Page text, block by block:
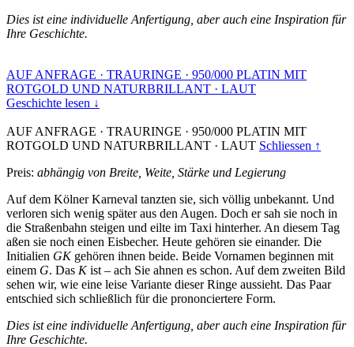
Dies ist eine individuelle Anfertigung, aber auch eine Inspiration für
Ihre Geschichte.
AUF ANFRAGE · TRAURINGE · 950/000 PLATIN MIT
ROTGOLD UND NATURBRILLANT · LAUT
Geschichte lesen ↓
AUF ANFRAGE · TRAURINGE · 950/000 PLATIN MIT
ROTGOLD UND NATURBRILLANT · LAUT Schliessen ↑
Preis: abhängig von Breite, Weite, Stärke und Legierung
Auf dem Kölner Karneval tanzten sie, sich völlig unbekannt. Und
verloren sich wenig später aus den Augen. Doch er sah sie noch in
die Straßenbahn steigen und eilte im Taxi hinterher. An diesem Tag
aßen sie noch einen Eisbecher. Heute gehören sie einander. Die
Initialien GKgehören ihnen beide. Beide Vornamen beginnen mit
einem G. Das Kist – ach Sie ahnen es schon. Auf dem zweiten Bild
sehen wir, wie eine leise Variante dieser Ringe aussieht. Das Paar
entschied sich schließlich für die prononciertere Form.
Dies ist eine individuelle Anfertigung, aber auch eine Inspiration für
Ihre Geschichte.